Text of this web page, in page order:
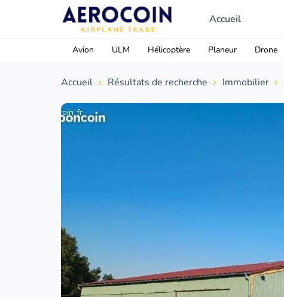
Accueil
Avion ULM Hélicoptère Planeur Drone
Accueil Résultats de recherche Immobilier